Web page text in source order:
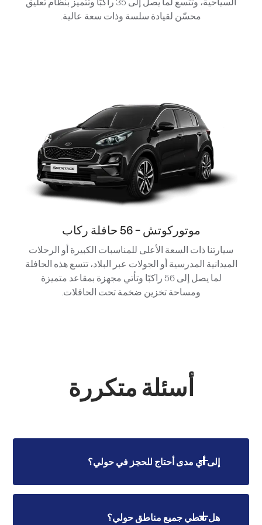
محسّن لقيادة سلسة وذات سعة عالية.
موتوركوتش - 56 حافلة ركاب
سيارتنا ذات السعة الأعلى للمناسبات الكبيرة أو الرحلات
الميدانية المدرسية أو الجولات عبر البلاد، تتسع هذه الحافلة
لما يصل إلى 56 راكبًا وتأتي مجهزة بمقاعد متميزة
ومساحة تخزين ضخمة تحت الحافلات.
أسئلة متكررة
إلى أي مدى أحتاج للحجز في حولي؟
تتطلب الحجوزات القياسية إخطارًا بساعتين. تتطلب
هل تغطي جميع مناطق حولي؟